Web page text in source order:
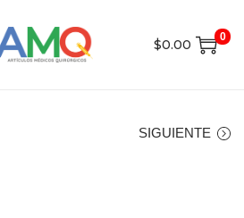
$0.00
0
SIGUIENTE